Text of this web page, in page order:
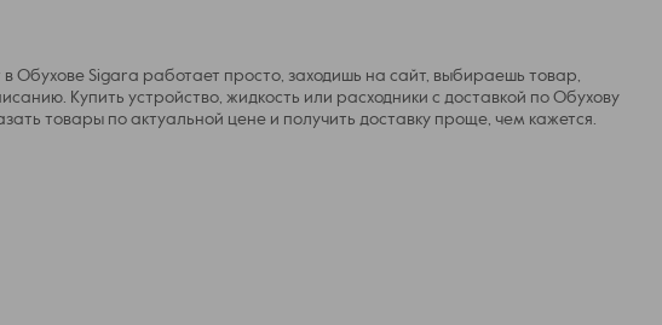
Обухове Sigara работает просто, заходишь на сайт, выбираешь товар,
Купить устройство, жидкость или расходники с доставкой по Обухову
товары по актуальной цене и получить доставку проще, чем кажется.